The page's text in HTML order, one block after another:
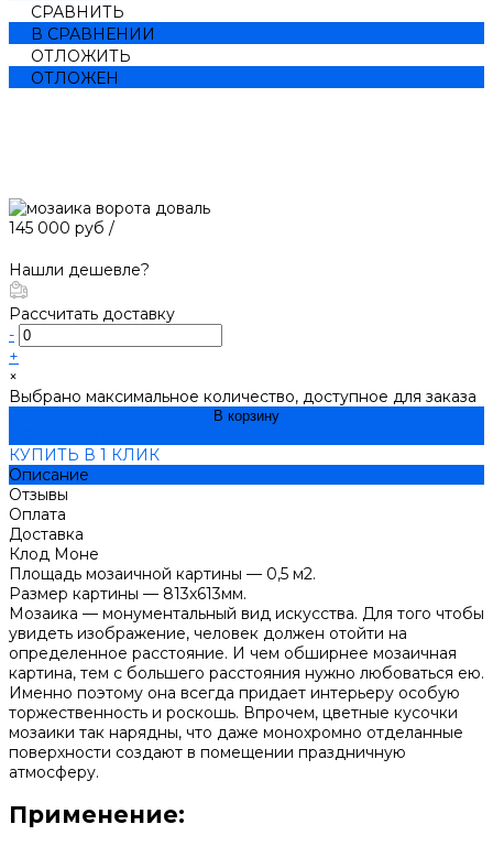
СРАВНИТЬ
В СРАВНЕНИИ
ОТЛОЖИТЬ
ОТЛОЖЕН
145 000 руб /
Нашли дешевле?
Рассчитать доставку
-
+
×
Выбрано максимальное количество, доступное для заказа
В корзину
КУПИТЬ В 1 КЛИК
Описание
Отзывы
Оплата
Доставка
Клод Моне
Площадь мозаичной картины — 0,5 м2.
Размер картины — 813х613мм.
Мозаика — монументальный вид искусства. Для того чтобы
увидеть изображение, человек должен отойти на
определенное расстояние. И чем обширнее мозаичная
картина, тем с большего расстояния нужно любоваться ею.
Именно поэтому она всегда придает интерьеру особую
торжественность и роскошь. Впрочем, цветные кусочки
мозаики так нарядны, что даже монохромно отделанные
поверхности создают в помещении праздничную
атмосферу.
Применение: